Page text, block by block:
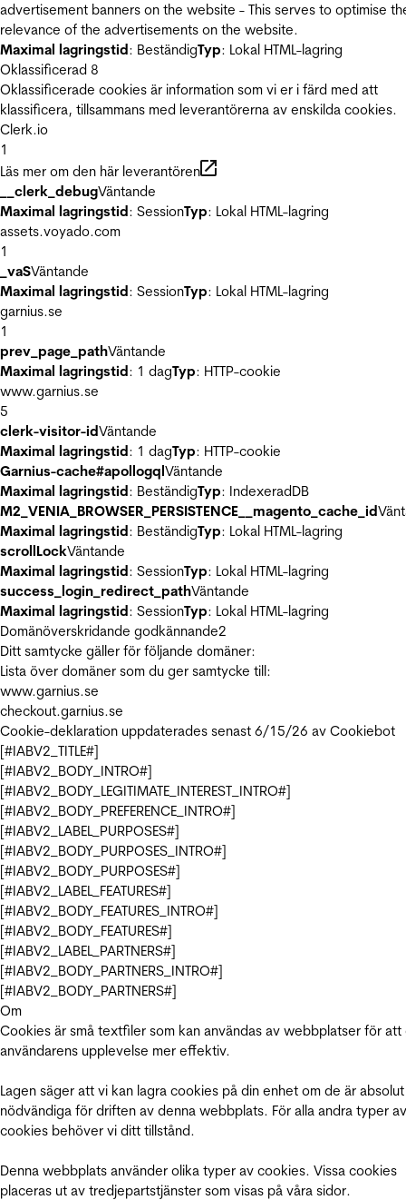
advertisement banners on the website - This serves to optimise
relevance of the advertisements on the website.
Maximal lagringstid: BeständigTyp: Lokal HTML-lagring
Oklassificerad 8
Oklassificerade cookies är information som vi er i färd med att
klassificera, tillsammans med leverantörerna av enskilda cookies.
Clerk.io
1
Läs mer om den här leverantören
__clerk_debugVäntande
Maximal lagringstid: SessionTyp: Lokal HTML-lagring
assets.voyado.com
1
_vaSVäntande
Maximal lagringstid: SessionTyp: Lokal HTML-lagring
garnius.se
1
prev_page_pathVäntande
Maximal lagringstid: 1 dagTyp: HTTP-cookie
www.garnius.se
5
clerk-visitor-idVäntande
Maximal lagringstid: 1 dagTyp: HTTP-cookie
Garnius-cache#apollogqlVäntande
Maximal lagringstid: BeständigTyp: IndexeradDB
M2_VENIA_BROWSER_PERSISTENCE__magento_cache_id
Maximal lagringstid: BeständigTyp: Lokal HTML-lagring
scrollLockVäntande
Maximal lagringstid: SessionTyp: Lokal HTML-lagring
success_login_redirect_pathVäntande
Maximal lagringstid: SessionTyp: Lokal HTML-lagring
Domänöverskridande godkännande2
Ditt samtycke gäller för följande domäner:
Lista över domäner som du ger samtycke till:
www.garnius.se
checkout.garnius.se
Cookie-deklaration uppdaterades senast 6/15/26 av Cookiebot
[#IABV2_TITLE#]
[#IABV2_BODY_INTRO#]
[#IABV2_BODY_LEGITIMATE_INTEREST_INTRO#]
[#IABV2_BODY_PREFERENCE_INTRO#]
[#IABV2_LABEL_PURPOSES#]
[#IABV2_BODY_PURPOSES_INTRO#]
[#IABV2_BODY_PURPOSES#]
[#IABV2_LABEL_FEATURES#]
[#IABV2_BODY_FEATURES_INTRO#]
[#IABV2_BODY_FEATURES#]
[#IABV2_LABEL_PARTNERS#]
[#IABV2_BODY_PARTNERS_INTRO#]
[#IABV2_BODY_PARTNERS#]
Om
Cookies är små textfiler som kan användas av webbplatser för att
användarens upplevelse mer effektiv.
Lagen säger att vi kan lagra cookies på din enhet om de är absolut
nödvändiga för driften av denna webbplats. För alla andra typer av
cookies behöver vi ditt tillstånd.
Denna webbplats använder olika typer av cookies. Vissa cookies
placeras ut av tredjepartstjänster som visas på våra sidor.